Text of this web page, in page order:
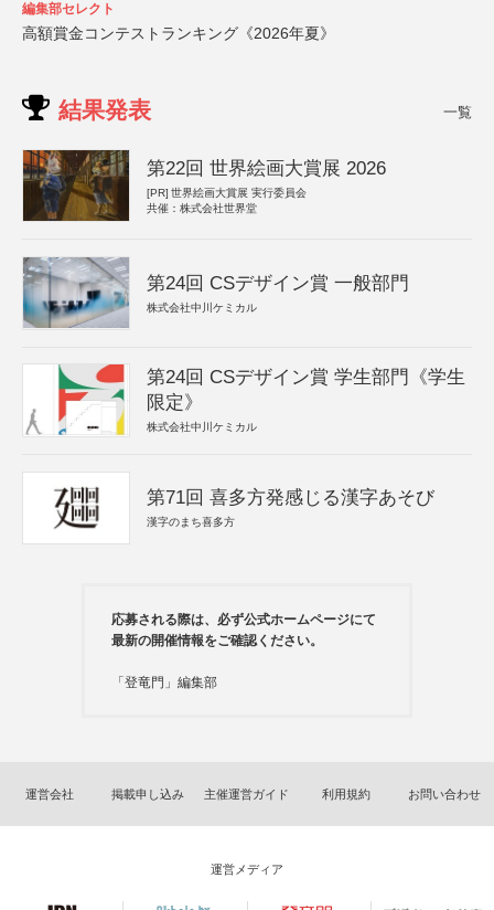
編集部セレクト
高額賞金コンテストランキング《2026年夏》
結果発表 一覧
第22回 世界絵画大賞展 2026
[PR] 世界絵画大賞展 実行委員会
共催：株式会社世界堂
第24回 CSデザイン賞 一般部門
株式会社中川ケミカル
第24回 CSデザイン賞 学生部門《学生
限定》
株式会社中川ケミカル
第71回 喜多方発感じる漢字あそび
漢字のまち喜多方
応募される際は、必ず公式ホームページにて
最新の開催情報をご確認ください。
「登竜門」編集部
運営会社 掲載申し込み 主催運営ガイド 利用規約 お問い合わせ
運営メディア